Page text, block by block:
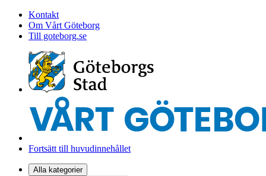
Kontakt
Om Vårt Göteborg
Till goteborg.se
Fortsätt till huvudinnehållet
Alla kategorier